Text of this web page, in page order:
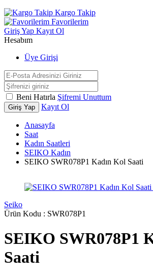
Kargo Takip
Favorilerim
Giriş Yap Kayıt Ol
Hesabım
Üye Girişi
Beni Hatırla Şifremi Unuttum
Giriş Yap Kayıt Ol
Anasayfa
Saat
Kadın Saatleri
SEIKO Kadın
SEIKO SWR078P1 Kadın Kol Saati
Seiko
Ürün Kodu : SWR078P1
SEIKO SWR078P1
Saati